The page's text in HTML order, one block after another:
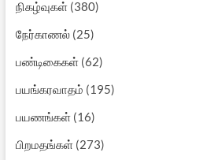
நிகழ்வுகள்(380)
நேர்காணல்(25)
பண்டிகைகள்(62)
பயங்கரவாதம் (195)
பயணங்கள்(16)
பிறமதங்கள்(273)